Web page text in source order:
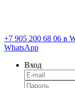
+7 905 200 68 06 в
WhatsApp
Вход